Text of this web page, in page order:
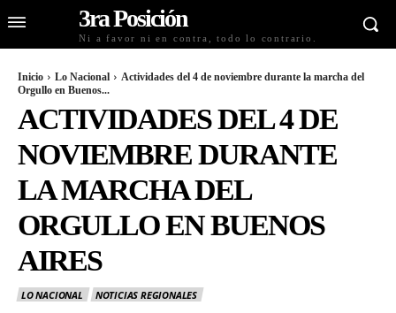
3ra Posición
Ni a favor ni en contra, todo lo contrario.
Inicio Lo Nacional
Actividades del 4 de noviembre durante la marcha del
Orgullo en Buenos...
ACTIVIDADES DEL 4 DE
NOVIEMBRE DURANTE
LA MARCHA DEL
ORGULLO EN BUENOS
AIRES
LO NACIONAL
NOTICIAS REGIONALES